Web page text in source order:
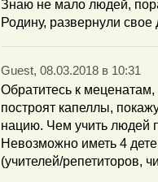
Знаю не мало людей,
Родину, развернули свое
Guest, 08.03.2018 в 10:31
Обратитесь к
построят капеллы,
нацию. Чем учить людей
Невозможно иметь 4
(учителей/репетиторов,